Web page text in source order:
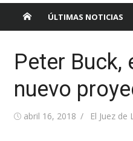
ÚLTIMAS NOTICIAS
Peter Buck,
nuevo
Publicada
abril 16, 2018 Autor
El Juez de